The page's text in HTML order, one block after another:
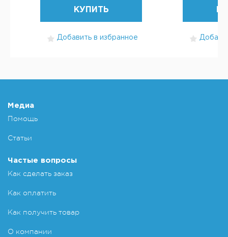
КУПИТЬ
Добавить в избранное
Медиа
Помощь
Статьи
Частые вопросы
Как сделать заказ
Как оплатить
Как получить товар
О компании